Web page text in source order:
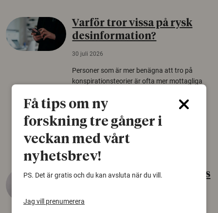
Varför tror vissa på rysk
desinformation?
30 juli 2026
Personer som är mer benägna att tro på
konspirationsteorier är ofta mer mottagliga
från Försvarshögskolan med deltagare i fyra
europeiska länder.
Säkerhetspolitik
Gammalt skinn var Sveriges
22 juni 2026
Få tips om ny
forskning tre gånger i
veckan med vårt
nyhetsbrev!
PS. Det är gratis och du kan avsluta när du vill.
Jag vill prenumerera